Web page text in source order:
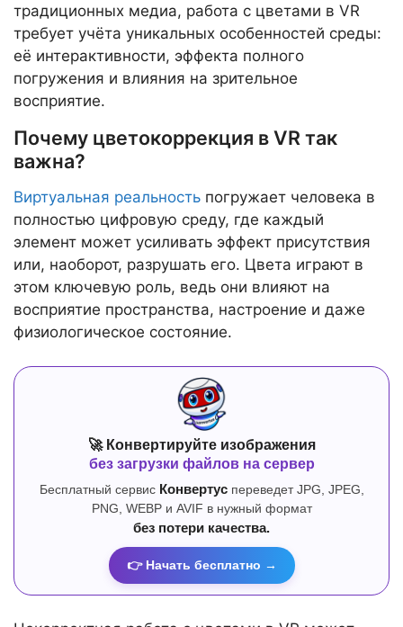
традиционных медиа, работа с цветами в VR
требует учёта уникальных особенностей среды:
её интерактивности, эффекта полного
погружения и влияния на зрительное
восприятие.
Почему цветокоррекция в VR так
важна?
Виртуальная реальность погружает человека в
полностью цифровую среду, где каждый
элемент может усиливать эффект присутствия
или, наоборот, разрушать его. Цвета играют в
этом ключевую роль, ведь они влияют на
восприятие пространства, настроение и даже
физиологическое состояние.
🚀 Конвертируйте изображения
без загрузки файлов на сервер
Бесплатный сервис Конвертуспереведет JPG, JPEG,
PNG, WEBP и AVIF в нужный формат
без потери качества.
👉 Начать бесплатно →